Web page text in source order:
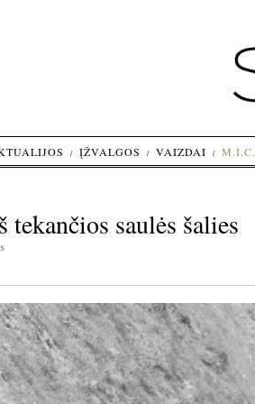
tekančios saulės šalies
ĮŽVALGOS VAIZDAI M.I.C.